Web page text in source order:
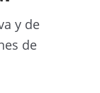
y de
de